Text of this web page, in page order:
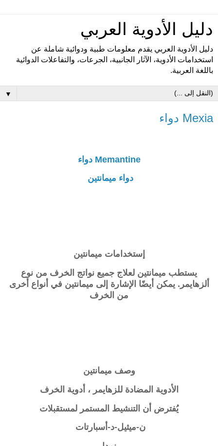
دليل الأدوية العربي
دليل الأدوية العربي يقدم معلومات طبية ودوائية شاملة عن
استخدامات الأدوية، الآثار الجانبية، الجرعات، والتفاعلات الدوائية
باللغة العربية.
▼
Mexia دواء
Memantine دواء
دواء ميمانتين
إستخدامات ميمانتين
يستطب ميمانتين لعلاج جميع نواتج الخرف من نوع
ألزهايمر. يمكن أيضًا الإشارة إلى ميمانتين في أنواع أخرى
من الخرف
وصف ميمانتين
الأدوية المضادة للزهايمر ، أدوية الخرف
يُفترض أن التنشيط المستمر لمستقبلات
ن-ميثيل-د-أسبارتات